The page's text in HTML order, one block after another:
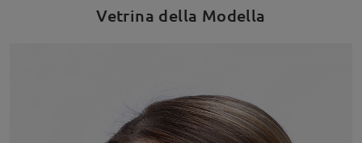
Vetrina della Modella